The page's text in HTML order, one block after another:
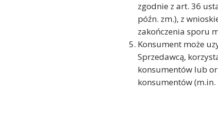
zgodnie z art. 36
późn. zm.), z
zakończenia sporu
Konsument może
Sprzedawcą,
konsumentów lub
konsumentów (m.in.